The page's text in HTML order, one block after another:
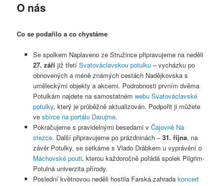
O nás
Co se podařilo a co chystáme
Se spolkem Naplaveno ze Stružince připravujeme na neděli
27. záříjiž třetí Svatováclavskou potulku– vycházku po
obnovených a méně známých cestách Nadějkovska s
uměleckými objekty a akcemi. Podrobnosti prvním dvěma
Potulkám najdete na samostatném webu Svatováclavské
potulky, který je průběžně aktualizován. Podpořit ji můžete
ve sbírce na portálu Darujme.
Pokračujeme s pravidelnými besedami v Čajovně Na
stezce. Další připravujeme po prázdninách –31. října, na
závěr Potulky, se setkáme s Vlado Drábkem u vyprávění o
Máchovské pouti, kterou každoročně pořádá spolek Pilgrim-
Potulná univerzita přírody.
Poslední květnovou neděli hostila Farská zahrada koncert